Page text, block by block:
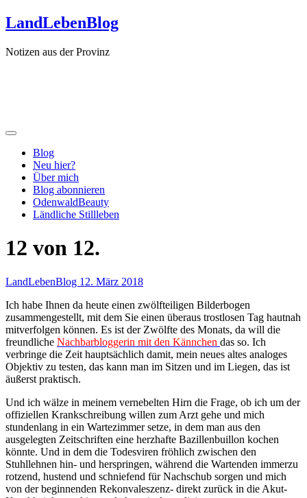
Zum
Inhalt
LandLebenBlog
Notizen aus der Provinz
Blog
Neu hier?
Über mich
Blog abonnieren
OdenwaldBeauty
Ländliche Stillleben
12 von 12.
LandLebenBlog 12. März 2018
Ich habe Ihnen da heute einen zwölfteiligen Bilderbogen
zusammengestellt, mit dem Sie einen überaus trostlosen Tag hautnah
mitverfolgen können. Es ist der Zwölfte des Monats, da will die
freundliche Nachbarbloggerin mit den Kännchen das so. Ich
verbringe die Zeit hauptsächlich damit, mein neues altes analoges
Objektiv zu testen, das kann man im Sitzen und im Liegen, das ist
äußerst praktisch.
Und ich wälze in meinem vernebelten Hirn die Frage, ob ich um der
offiziellen Krankschreibung willen zum Arzt gehe und mich
stundenlang in ein Wartezimmer setze, in dem man aus den
ausgelegten Zeitschriften eine herzhafte Bazillenbuillon kochen
könnte. Und in dem die Todesviren fröhlich zwischen den
Stuhllehnen hin- und herspringen, während die Wartenden immerzu
rotzend, hustend und schniefend für Nachschub sorgen und mich
von der beginnenden Rekonvaleszenz- direkt zurück in die Akut-